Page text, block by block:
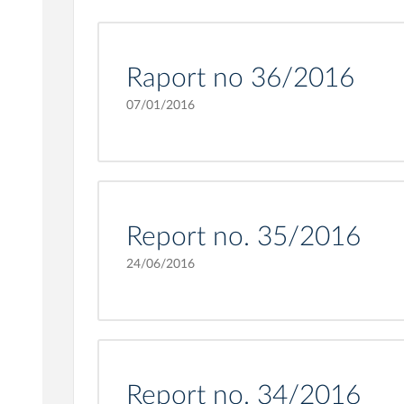
Raport no 36/2016
07/01/2016
Report no. 35/2016
24/06/2016
Report no. 34/2016